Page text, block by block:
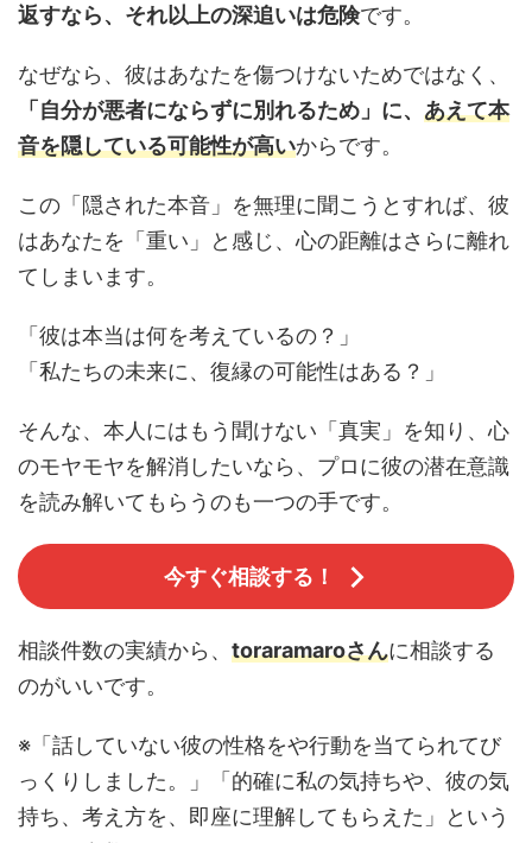
返すなら、それ以上の深追いは危険です。
なぜなら、彼はあなたを傷つけないためではなく、
「自分が悪者にならずに別れるため」に、 あえて本
音を隠している可能性が高いからです。
この「隠された本音」を無理に聞こうとすれば、彼
はあなたを「重い」と感じ、心の距離はさらに離れ
てしまいます。
「彼は本当は何を考えているの？」
「私たちの未来に、復縁の可能性はある？」
そんな、本人にはもう聞けない「真実」を知り、心
のモヤモヤを解消したいなら、プロに彼の潜在意識
を読み解いてもらうのも一つの手です。
今すぐ相談する！
相談件数の実績から、 toraramaroさんに相談する
のがいいです。
※「話していない彼の性格をや行動を当てられてび
っくりしました。」「的確に私の気持ちや、彼の気
持ち、考え方を、即座に理解してもらえた」という